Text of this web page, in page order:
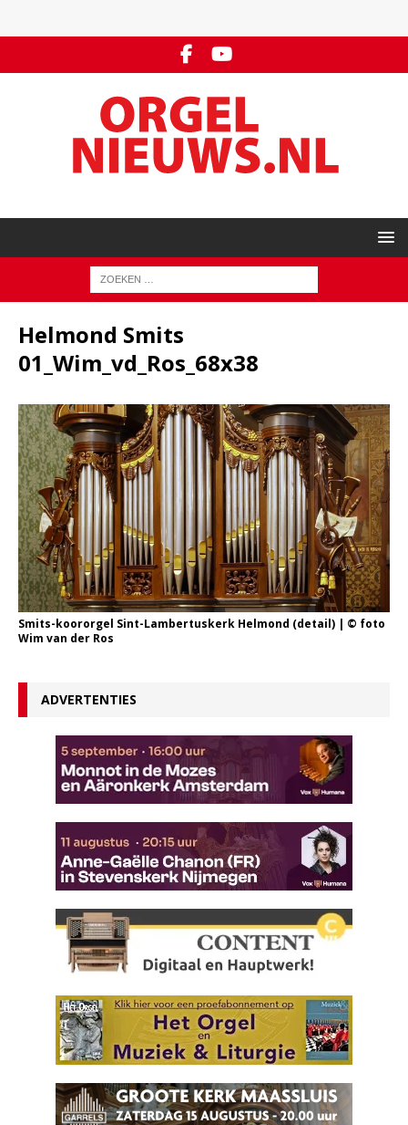
Helmond Smits
01_Wim_vd_Ros_68x38
Smits-koororgel Sint-Lambertuskerk Helmond (detail) | © foto
Wim van der Ros
ADVERTENTIES